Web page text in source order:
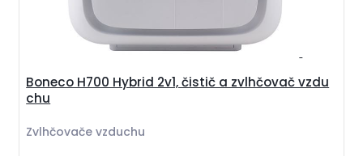
Boneco H700 Hybrid 2v1, čistič a zvlhčovač vzdu
chu
Zvlhčovače vzduchu